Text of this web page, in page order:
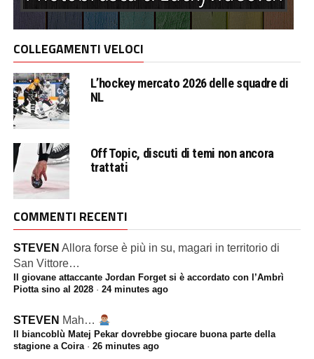
COLLEGAMENTI VELOCI
L’hockey mercato 2026 delle squadre di
NL
Off Topic, discuti di temi non ancora
trattati
COMMENTI RECENTI
STEVEN Allora forse è più in su, magari in territorio di
San Vittore…
Il giovane attaccante Jordan Forget si è accordato con l’Ambrì
Piotta sino al 2028· 24 minutes ago
STEVEN Mah…
Il biancoblù Matej Pekar dovrebbe giocare buona parte della
stagione a Coira· 26 minutes ago